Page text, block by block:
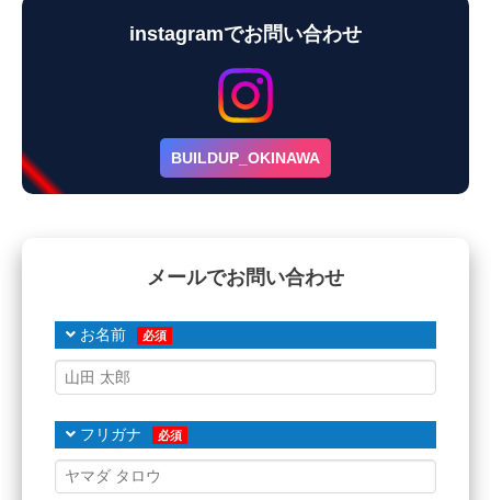
instagramでお問い合わせ
BUILDUP_OKINAWA
メールでお問い合わせ
お名前
フリガナ